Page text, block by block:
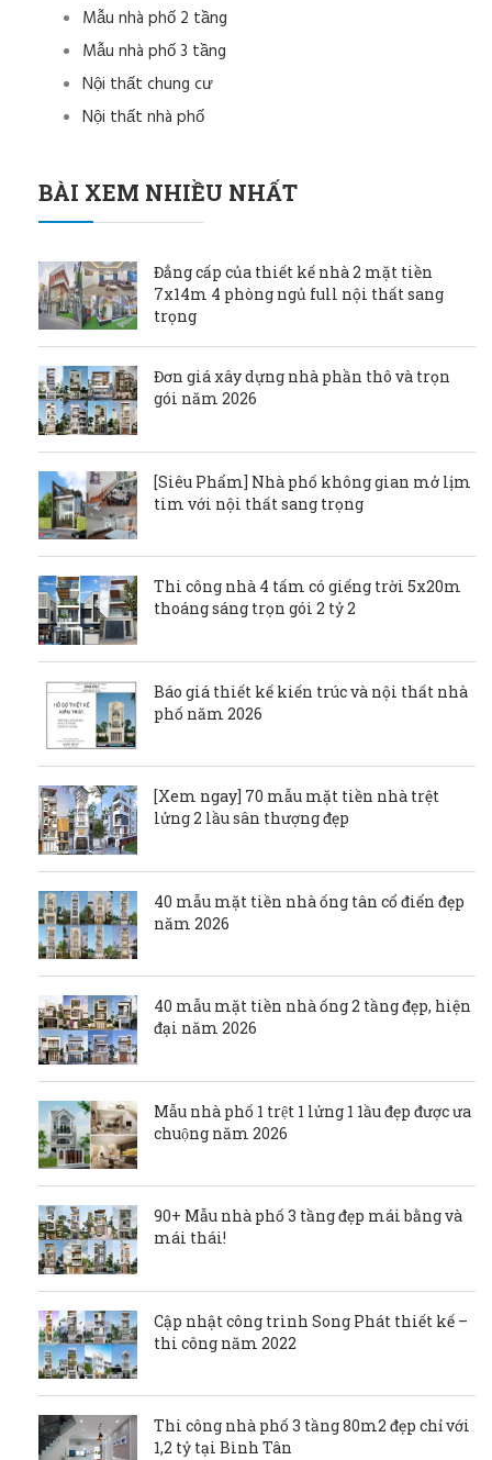
Mẫu nhà phố 2 tầng
Mẫu nhà phố 3 tầng
Nội thất chung cư
Nội thất nhà phố
BÀI XEM NHIỀU NHẤT
Đẳng cấp của thiết kế nhà 2 mặt tiền
7x14m 4 phòng ngủ full nội thất sang
trọng
Đơn giá xây dựng nhà phần thô và trọn
gói năm 2026
[Siêu Phẩm] Nhà phố không gian mở lịm
tim với nội thất sang trọng
Thi công nhà 4 tấm có giếng trời 5x20m
thoáng sáng trọn gói 2 tỷ 2
Báo giá thiết kế kiến trúc và nội thất nhà
phố năm 2026
[Xem ngay] 70 mẫu mặt tiền nhà trệt
lửng 2 lầu sân thượng đẹp
40 mẫu mặt tiền nhà ống tân cổ điển đẹp
năm 2026
40 mẫu mặt tiền nhà ống 2 tầng đẹp, hiện
đại năm 2026
Mẫu nhà phố 1 trệt 1 lửng 1 1ầu đẹp được ưa
chuộng năm 2026
90+ Mẫu nhà phố 3 tầng đẹp mái bằng và
mái thái!
Cập nhật công trình Song Phát thiết kế –
thi công năm 2022
Thi công nhà phố 3 tầng 80m2 đẹp chỉ với
1,2 tỷ tại Bình Tân